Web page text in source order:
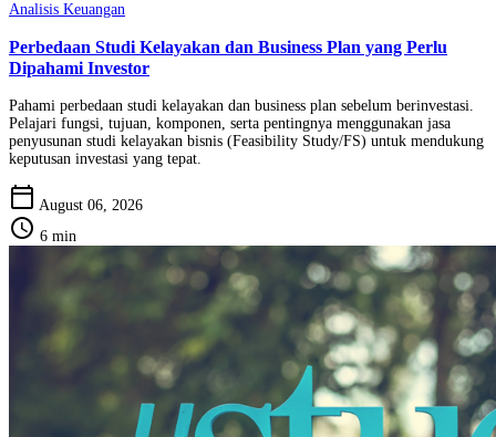
Analisis Keuangan
Perbedaan Studi Kelayakan dan Business Plan yang Perlu
Dipahami Investor
Pahami perbedaan studi kelayakan dan business plan sebelum berinvestasi.
Pelajari fungsi, tujuan, komponen, serta pentingnya menggunakan jasa
penyusunan studi kelayakan bisnis (Feasibility Study/FS) untuk mendukung
keputusan investasi yang tepat.
calendar_today August 06, 2026
schedule 6 min